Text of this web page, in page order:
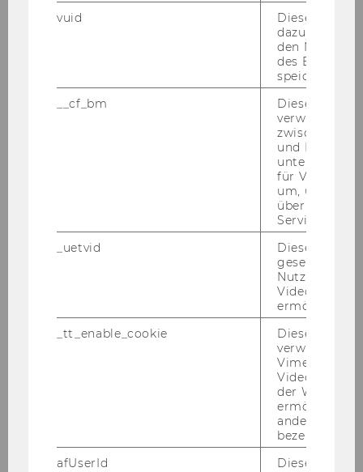
ced Of­fice Down­loads.
sind bei der Nut­zung
Sub­scri­ber shall not use the Ser­vices, any de­ri­
va­ti­ves the­re­of, or any part the­re­of in any soft­
ware or sys­tems, in­clu­ding ar­ti­fi­cial in­tel­li­gence
mo­dels and sys­tems, that: (a) ex­po­ses the same
to third par­ties; or (b) has the abi­li­ty to pro­du­ce
co­pies of the same, wit­hout ha­ving ac­cess to
the un­der­ly­ing data or in­for­ma­ti­on for­ming
part of the Ser­vice.
vuid
Dieser
dazu
den
des
speichern.
__cf_bm
Dieses
verwendet,
zwischen
und Bots zu
für Vimeo
um, um
über die
Service zu
_uetvid
Dieses
gesetzt, um
Nutzung des
Videoplayers
ermöglichen
_tt_enable_cookie
Dieses
verwendet,
Vimeo-
der WU-
ermöglichen
andere nicht
bezeichnete
afUserId
Dieses